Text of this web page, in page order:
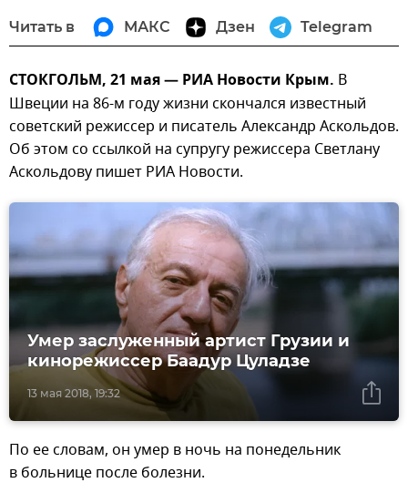
Читать в МАКС Дзен Telegram
СТОКГОЛЬМ, 21 мая — РИА Новости Крым. В
Швеции на 86-м году жизни скончался известный
советский режиссер и писатель Александр Аскольдов.
Об этом со ссылкой на супругу режиссера Светлану
Аскольдову пишет РИА Новости.
13 мая 2018, 19:32
Умер заслуженный артист Грузии и
кинорежиссер Баадур Цуладзе
По ее словам, он умер в ночь на понедельник
в больнице после болезни.